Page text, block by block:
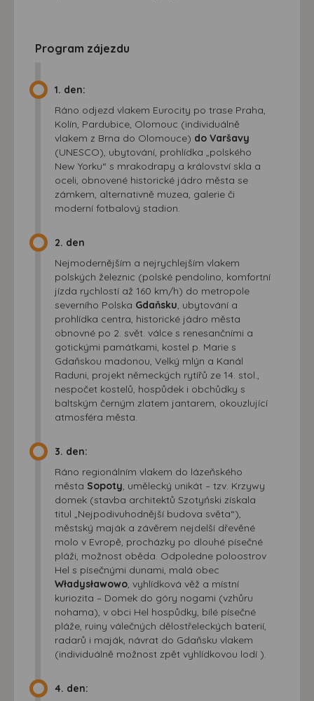
Program zájezdu
1. den:
Ráno odjezd vlakem Eurocity po trase Praha,
Kolín, Pardubice, Olomouc (individuálně
vlakem z Brna do Olomouce) do Varšavy
(UNESCO), ubytování, prohlídka „polského
New Yorku“ s mrakodrapy a království skla a
oceli, obnovené historické jádro města se
zámkem, alternativně muzea, galerie či
moderní fotbalový stadion.
2. den
Nejmodernějším a nejrychlejším vlakem
polských železnic (polské pendolino, komfortní
jízda rychlostí až 160 km/h) do metropole
severního Polska Gdaňsku , ubytování a
prohlídka centra, historické jádro města
obnovné po 2. svět. válce s renesančními a
gotickými památkami, kostel p. Marie s
Gdaňskou madonou, Velký mlýn a Kanál
Raduni, projekt německých rytířů ze 14. stol.,
nespočet kostelů, hospůdek i obchůdky s
baltským černým zlatem jantarem, okouzlující
atmosféra města.
3. den:
Ráno regionálním vlakem do lázeňského
města Sopoty , umělecký unikát – tzv. Krzywy
domek (stavba architektů Szotyński získala
titul „Nejpodivuhodnější budova světa“),
městský maják a závěrem nejdelší dřevěné
molo v Evropě, procházky po dlouhé písečné
pláži, možnost oběda. Odpoledne poloostrov
Hel s písečnými dunami, malá obec
Władysławowo , vyhlídková věž a místní
kuriozita – Domek do góry nogami (vzhůru
nohama), v obci Hel hospůdky, bílé písečné
pláže, ruiny válečných dělostřeleckých baterií,
radarů i maják, návrat do Gdaňsku vlakem
(individuálně možnost zpět vyhlídkovou lodí ).
4. den: